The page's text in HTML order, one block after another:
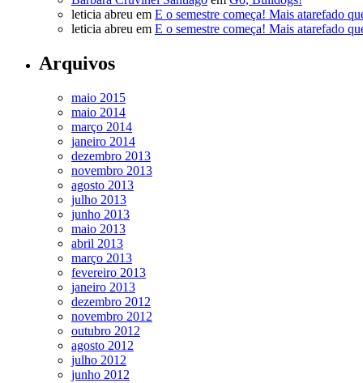
leticia abreu em E o semestre começa! Mais atarefado
leticia abreu em E o semestre começa! Mais atarefado
Arquivos
maio 2015
maio 2014
março 2014
janeiro 2014
dezembro 2013
novembro 2013
agosto 2013
julho 2013
junho 2013
maio 2013
abril 2013
março 2013
fevereiro 2013
janeiro 2013
dezembro 2012
novembro 2012
outubro 2012
agosto 2012
julho 2012
junho 2012